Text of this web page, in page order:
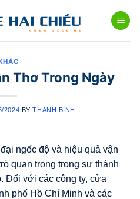
Thơ Trong Ngày
2024 BYTHANH BÌNH
ngốc độ và hiệu quả vận
quan trọng trong sự thành
Đối với các công ty, cửa
phố Hồ Chí Minh và các